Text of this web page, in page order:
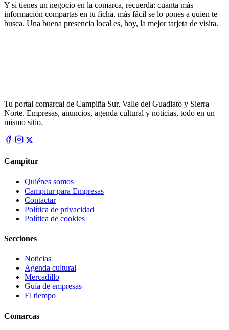
Y si tienes un negocio en la comarca, recuerda: cuanta más
información compartas en tu ficha, más fácil se lo pones a quien te
busca. Una buena presencia local es, hoy, la mejor tarjeta de visita.
Tu portal comarcal de Campiña Sur, Valle del Guadiato y Sierra
Norte. Empresas, anuncios, agenda cultural y noticias, todo en un
mismo sitio.
Campitur
Quiénes somos
Campitur para Empresas
Contactar
Política de privacidad
Política de cookies
Secciones
Noticias
Agenda cultural
Mercadillo
Guía de empresas
El tiempo
Comarcas